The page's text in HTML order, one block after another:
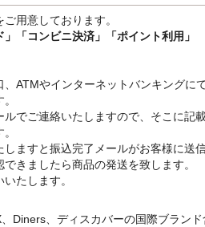
用意しております。
」「コンビニ決済」「ポイント利用」
ATMやインターネットバンキングに
でご連絡いたしますので、そこに記
ますと振込完了メールがお客様に送
きましたら商品の発送を致します。
たします。
Diners、ディスカバーの国際ブランド